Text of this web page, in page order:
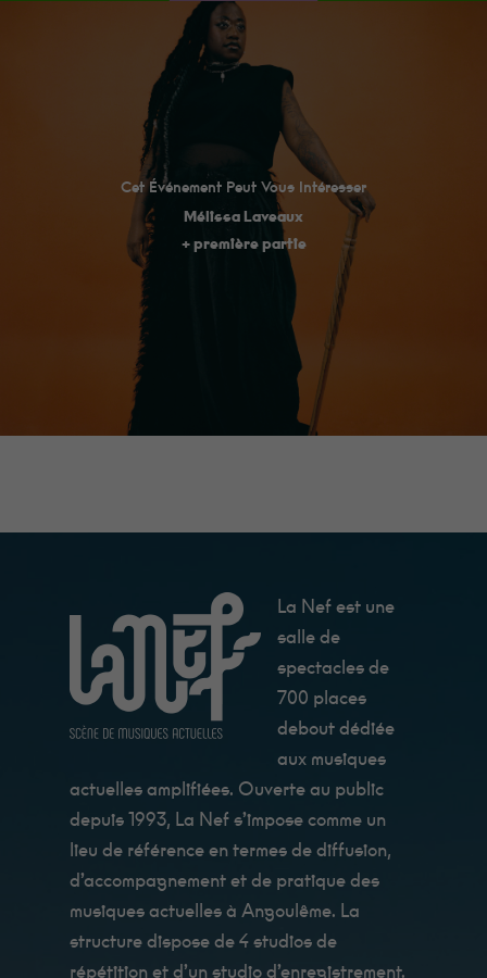
Cet Événement Peut Vous Intéresser
Mélissa Laveaux
+ première partie
La Nef est une
salle de
spectacles de
700 places
debout dédiée
aux musiques
actuelles amplifiées. Ouverte au public
depuis 1993, La Nef s’impose comme un
lieu de référence en termes de diffusion,
d’accompagnement et de pratique des
musiques actuelles à Angoulême. La
structure dispose de 4 studios de
répétition et d’un studio d’enregistrement.
Minimum
Ces cookies ne
sont pas
facultatifs. Ils
sont
les cuisine, et
Statistiques
Afin que
nous
puissions
améliorer la
fonctionnalité
et la
site Web, en
manière dont
le site Web
Expérience